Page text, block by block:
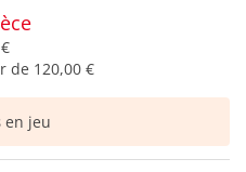
de 120,00 €
en jeu